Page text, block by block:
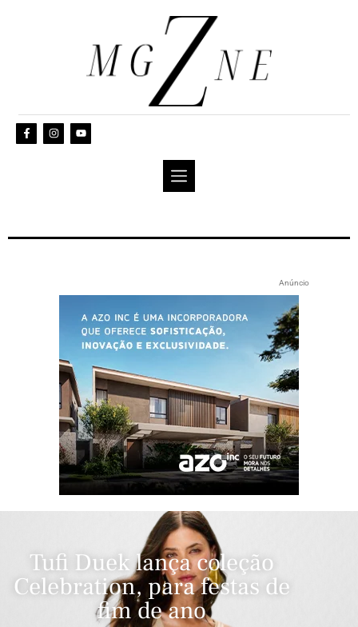
Anúncio
Tufi Duek lança coleção
Celebration, para festas de
fim de ano